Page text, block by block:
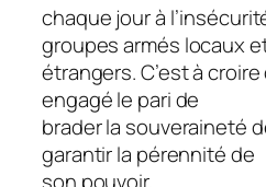
chaque jour à
groupes armés locaux
étrangers. C’est à croire
engagé le pari de
brader la souveraineté
garantir la pérennité de